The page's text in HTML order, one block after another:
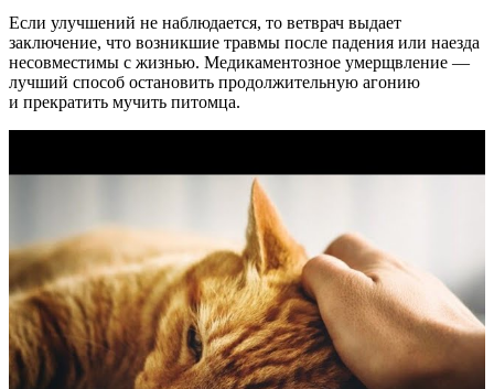
Если улучшений не наблюдается, то ветврач выдает
заключение, что возникшие травмы после падения или наезда
несовместимы с жизнью. Медикаментозное умерщвление —
лучший способ остановить продолжительную агонию
и прекратить мучить питомца.